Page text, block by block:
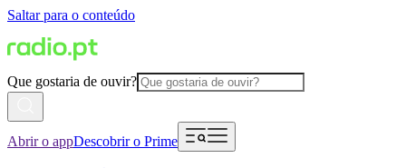
Saltar para o conteúdo
Que gostaria de ouvir?
Abrir o appDescobrir o Prime